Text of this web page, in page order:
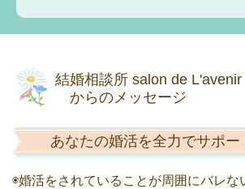
結婚相談所 salon de
からのメッセージ
あなたの婚活を全力でサポー
◉婚活をされていることが周囲にバレな